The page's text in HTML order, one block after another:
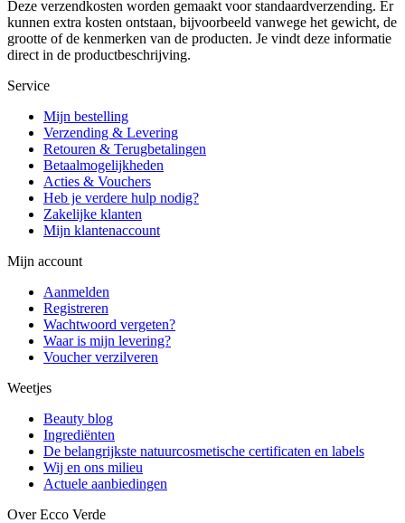
Deze verzendkosten worden gemaakt voor standaardverzending. Er
kunnen extra kosten ontstaan, bijvoorbeeld vanwege het gewicht, de
grootte of de kenmerken van de producten. Je vindt deze informatie
direct in de productbeschrijving.
Service
Mijn bestelling
Verzending & Levering
Retouren & Terugbetalingen
Betaalmogelijkheden
Acties & Vouchers
Heb je verdere hulp nodig?
Zakelijke klanten
Mijn klantenaccount
Mijn account
Aanmelden
Registreren
Wachtwoord vergeten?
Waar is mijn levering?
Voucher verzilveren
Weetjes
Beauty blog
Ingrediënten
De belangrijkste natuurcosmetische certificaten en labels
Wij en ons milieu
Actuele aanbiedingen
Over Ecco Verde